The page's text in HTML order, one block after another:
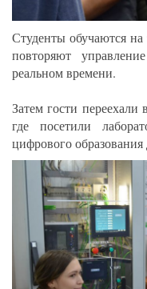
Студенты обучаются
повторяют
реальном времени.
Затем гости
где посетили
цифрового